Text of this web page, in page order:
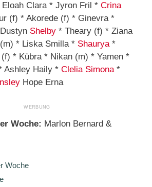
Clara * Jyron Fril * Crina
(f) * Akorede (f) * Ginevra *
Shelby * Theary (f) * Ziana
(m) * Liska Smilla * Shaurya*
* Kübra * Nikan (m) * Yamen *
Ashley Haily * Clelia Simona*
Hope Erna
Woche: Marlon Bernard &
Woche